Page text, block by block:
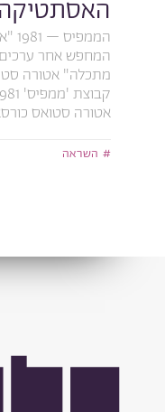
המחפש אחר ערכים
מתכלה" אטורה
אטורה סטואס
השראה